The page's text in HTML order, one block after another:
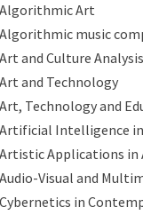
Algorithmic Art
Algorithmic music
Art and Culture Analysis
Art and Technology
Art, Technology and
Artificial Intelligence
Artistic Applications in
Audio-Visual and
Cybernetics in